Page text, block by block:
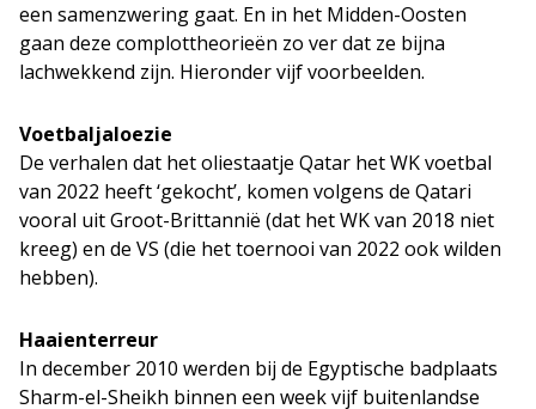
een samenzwering gaat. En in het Midden-Oosten
gaan deze complottheorieën zo ver dat ze bijna
lachwekkend zijn. Hieronder vijf voorbeelden.
Voetbaljaloezie
De verhalen dat het oliestaatje Qatar het WK voetbal
van 2022 heeft ‘gekocht’, komen volgens de Qatari
vooral uit Groot-Brittannië (dat het WK van 2018 niet
kreeg) en de VS (die het toernooi van 2022 ook wilden
hebben).
Haaienterreur
In december 2010 werden bij de Egyptische badplaats
Sharm-el-Sheikh binnen een week vijf buitenlandse